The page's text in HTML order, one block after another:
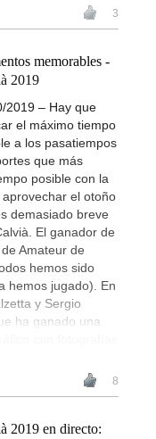
3
memorables -
2019
2019 – Hay que
el máximo tiempo
a los pasatiempos
que más
posible con la
el otoño
demasiado breve
El ganador de
Amateur de
hemos sido
hemos jugado). En
y Sergio
ha ganado una
8
2019 en directo: